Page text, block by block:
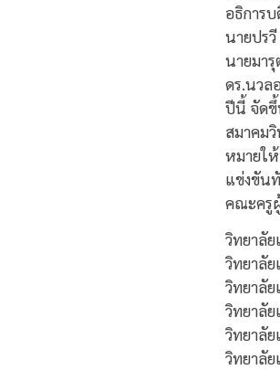
อธิการ
นายปร
นายมา
ดร.นวล
ปีนี้ จัดขึ้
สมาคม
หมายใ
แข่งขัน
คณะครู
วิทยาลั
วิทยาลั
วิทยาลั
วิทยาลั
วิทยาลั
วิทยาลั